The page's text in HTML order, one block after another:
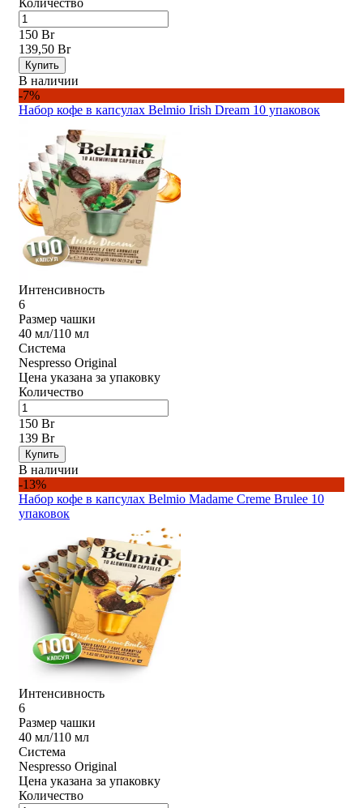
150 Br
139,50 Br
Купить
В наличии
-7%
Набор кофе в капсулах Belmio Irish Dream 10 упаковок
Интенсивность
6
Размер чашки
40 мл/110 мл
Система
Nespresso Original
Цена указана за упаковку
Количество
150 Br
139 Br
Купить
В наличии
-13%
Набор кофе в капсулах Belmio Madame Creme Brulee 10
упаковок
Интенсивность
6
Размер чашки
40 мл/110 мл
Система
Nespresso Original
Цена указана за упаковку
Количество